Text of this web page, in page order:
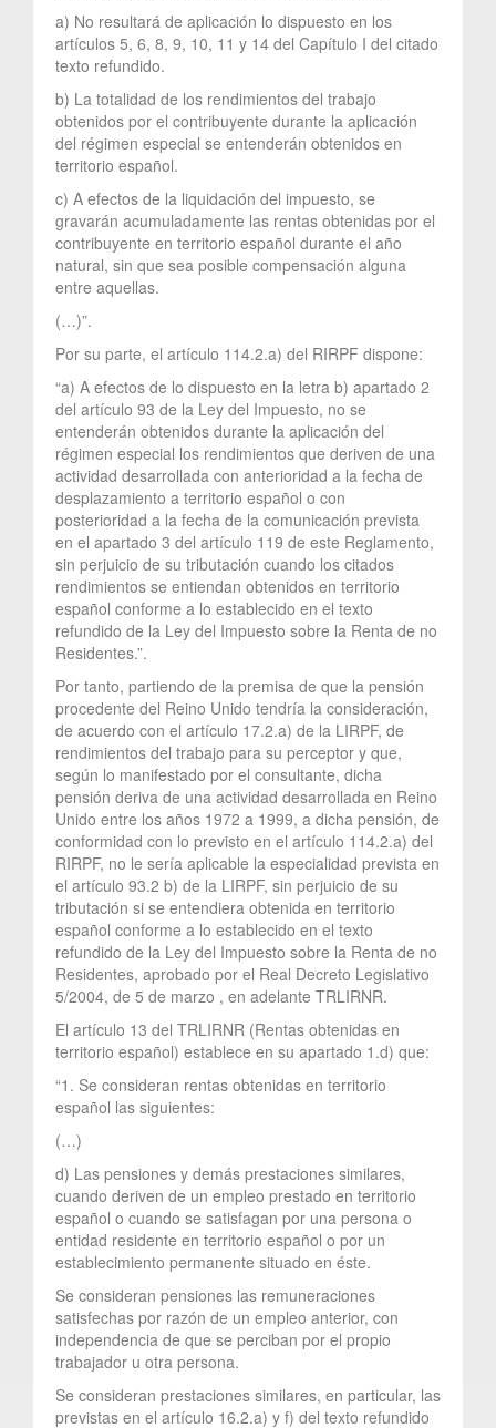
a) No resultará de aplicación lo dispuesto en los
artículos 5, 6, 8, 9, 10, 11 y 14 del Capítulo I del citado
texto refundido.
b) La totalidad de los rendimientos del trabajo
obtenidos por el contribuyente durante la aplicación
del régimen especial se entenderán obtenidos en
territorio español.
c) A efectos de la liquidación del impuesto, se
gravarán acumuladamente las rentas obtenidas por el
contribuyente en territorio español durante el año
natural, sin que sea posible compensación alguna
entre aquellas.
(…)”.
Por su parte, el artículo 114.2.a) del RIRPF dispone:
“a) A efectos de lo dispuesto en la letra b) apartado 2
del artículo 93 de la Ley del Impuesto, no se
entenderán obtenidos durante la aplicación del
régimen especial los rendimientos que deriven de una
actividad desarrollada con anterioridad a la fecha de
desplazamiento a territorio español o con
posterioridad a la fecha de la comunicación prevista
en el apartado 3 del artículo 119 de este Reglamento,
sin perjuicio de su tributación cuando los citados
rendimientos se entiendan obtenidos en territorio
español conforme a lo establecido en el texto
refundido de la Ley del Impuesto sobre la Renta de no
Residentes.”.
Por tanto, partiendo de la premisa de que la pensión
procedente del Reino Unido tendría la consideración,
de acuerdo con el artículo 17.2.a) de la LIRPF, de
rendimientos del trabajo para su perceptor y que,
según lo manifestado por el consultante, dicha
pensión deriva de una actividad desarrollada en Reino
Unido entre los años 1972 a 1999, a dicha pensión, de
conformidad con lo previsto en el artículo 114.2.a) del
RIRPF, no le sería aplicable la especialidad prevista en
el artículo 93.2 b) de la LIRPF, sin perjuicio de su
tributación si se entendiera obtenida en territorio
español conforme a lo establecido en el texto
refundido de la Ley del Impuesto sobre la Renta de no
Residentes, aprobado por el Real Decreto Legislativo
5/2004, de 5 de marzo , en adelante TRLIRNR.
El artículo 13 del TRLIRNR (Rentas obtenidas en
territorio español) establece en su apartado 1.d) que:
“1. Se consideran rentas obtenidas en territorio
español las siguientes:
(…)
d) Las pensiones y demás prestaciones similares,
cuando deriven de un empleo prestado en territorio
español o cuando se satisfagan por una persona o
entidad residente en territorio español o por un
establecimiento permanente situado en éste.
Se consideran pensiones las remuneraciones
satisfechas por razón de un empleo anterior, con
independencia de que se perciban por el propio
trabajador u otra persona.
Se consideran prestaciones similares, en particular, las
previstas en el artículo 16.2.a) y f) del texto refundido